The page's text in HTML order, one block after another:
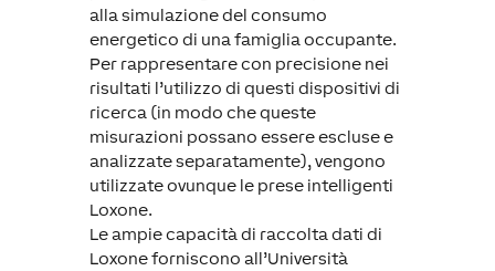
alla simulazione del consumo
energetico di una famiglia occupante.
Per rappresentare con precisione nei
risultati l’utilizzo di questi dispositivi di
ricerca (in modo che queste
misurazioni possano essere escluse e
analizzate separatamente), vengono
utilizzate ovunque le prese intelligenti
Loxone.
Le ampie capacità di raccolta dati di
Loxone forniscono all’Università